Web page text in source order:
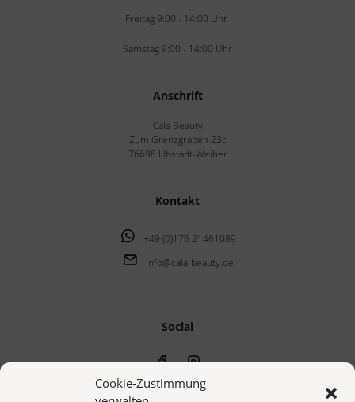
Cookie-Zustimmung
Freitag 9:00 - 14:00 Uhr
Samstag 9:00 - 14:00 Uhr
Anschrift
Cala Beauty
Zum Grenzgraben 23c
76698 Ubstadt-Weiher
Kontakt
+49 (0)176 21461089
info@cala-beauty.de
Social